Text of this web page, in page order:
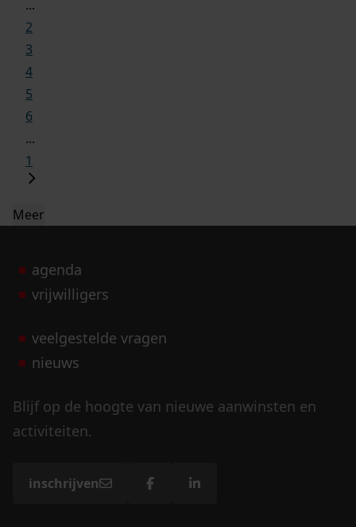
...
2
3
4
5
6
...
1
Meer
agenda
vrijwilligers
veelgestelde vragen
nieuws
Blijf op de hoogte van nieuwe aanwinsten en
activiteiten.
inschrijven